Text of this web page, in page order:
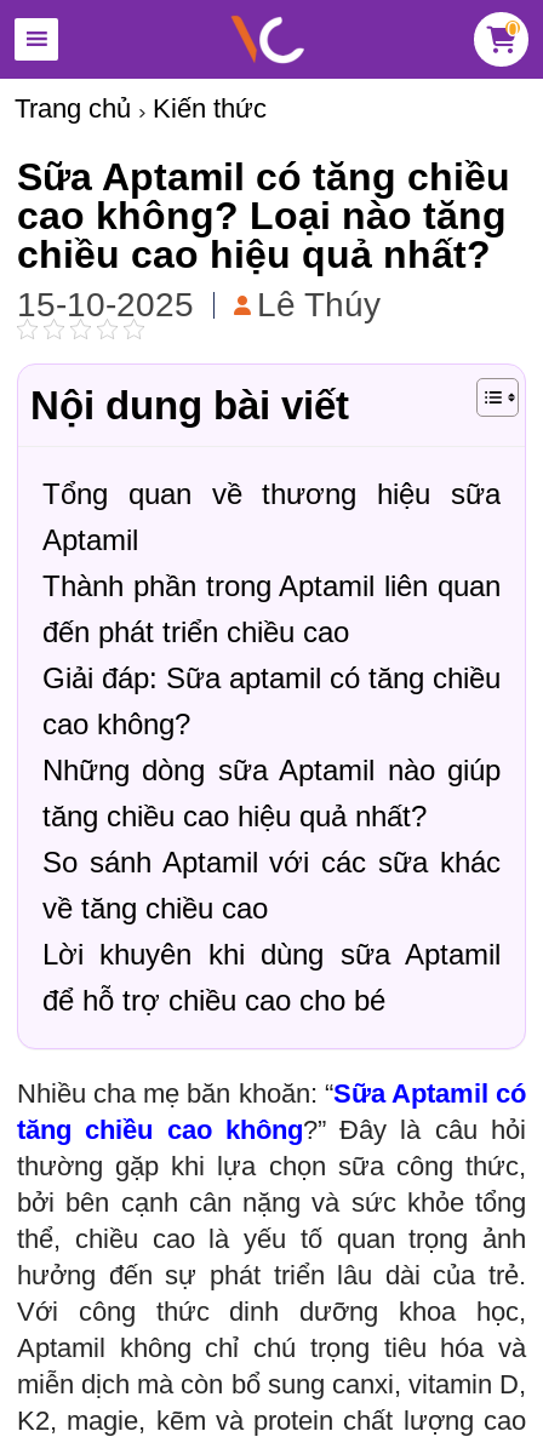
0
Trang chủ Kiến thức
Sữa Aptamil có tăng chiều
cao không? Loại nào tăng
chiều cao hiệu quả nhất?
15-10-2025 Lê Thúy
Nội dung bài viết
Tổng quan về thương hiệu sữa
Aptamil
Thành phần trong Aptamil liên quan
đến phát triển chiều cao
Giải đáp: Sữa aptamil có tăng chiều
cao không?
Những dòng sữa Aptamil nào giúp
tăng chiều cao hiệu quả nhất?
So sánh Aptamil với các sữa khác
về tăng chiều cao
Lời khuyên khi dùng sữa Aptamil
để hỗ trợ chiều cao cho bé
Nhiều cha mẹ băn khoăn: “Sữa Aptamil có
tăng chiều cao không?” Đây là câu hỏi
thường gặp khi lựa chọn sữa công thức,
bởi bên cạnh cân nặng và sức khỏe tổng
thể, chiều cao là yếu tố quan trọng ảnh
hưởng đến sự phát triển lâu dài của trẻ.
Với công thức dinh dưỡng khoa học,
Aptamil không chỉ chú trọng tiêu hóa và
miễn dịch mà còn bổ sung canxi, vitamin D,
K2, magie, kẽm và protein chất lượng cao